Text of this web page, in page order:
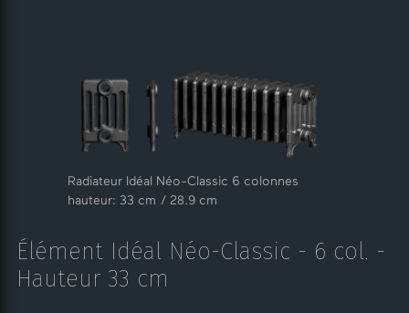
Radiateur Idéal Néo-Classic 6 colonnes
hauteur: 33 cm / 28.9 cm
Élément Idéal Néo-Classic - 6 col. -
Hauteur 33 cm